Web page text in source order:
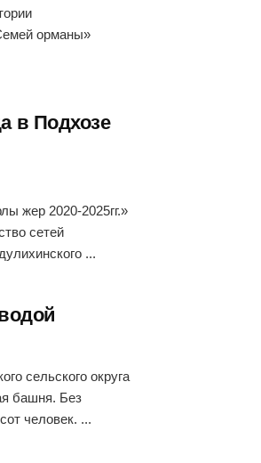
орманы»
в Подхозе
жер 2020-2025гг.»
сетей
...
сельского округа
башня. Без
человек. ...